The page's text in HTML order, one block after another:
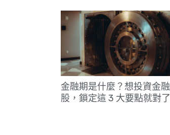
金融期是什麼？想投資金融
股，鎖定這 3 大要點就對了